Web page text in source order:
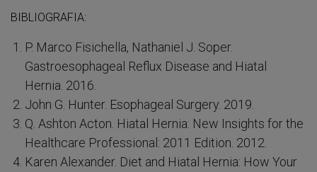
BIBLIOGRAFIA:
P. Marco Fisichella, Nathaniel J. Soper.
Gastroesophageal Reflux Disease and Hiatal
Hernia. 2016.
John G. Hunter. Esophageal Surgery. 2019.
Q. Ashton Acton. Hiatal Hernia: New Insights for the
Healthcare Professional: 2011 Edition. 2012.
Karen Alexander. Diet and Hiatal Hernia: How Your